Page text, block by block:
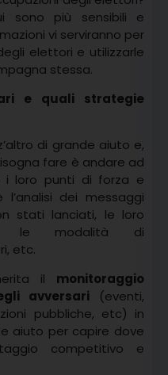
sono più sensibili e
vi serviranno per
elettori e utilizzarle
stessa.
e quali strategie
di grande aiuto e,
fare è andare ad
i loro punti di forza e
l’analisi dei messaggi
stati lanciati, le loro
le modalità di
etc.
il monitoraggio
avversari (eventi,
pubbliche, etc) in
aiuto per capire dove
competitivo e